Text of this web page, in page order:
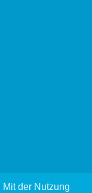
der Nutzung